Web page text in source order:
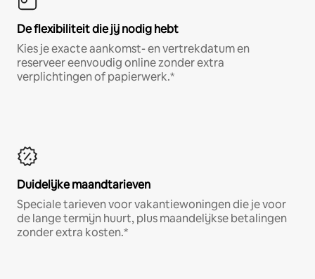
De flexibiliteit die jij nodig hebt
Kies je exacte aankomst- en vertrekdatum en
reserveer eenvoudig online zonder extra
verplichtingen of papierwerk.*
Duidelijke maandtarieven
Speciale tarieven voor vakantiewoningen die je voor
de lange termijn huurt, plus maandelijkse betalingen
zonder extra kosten.*